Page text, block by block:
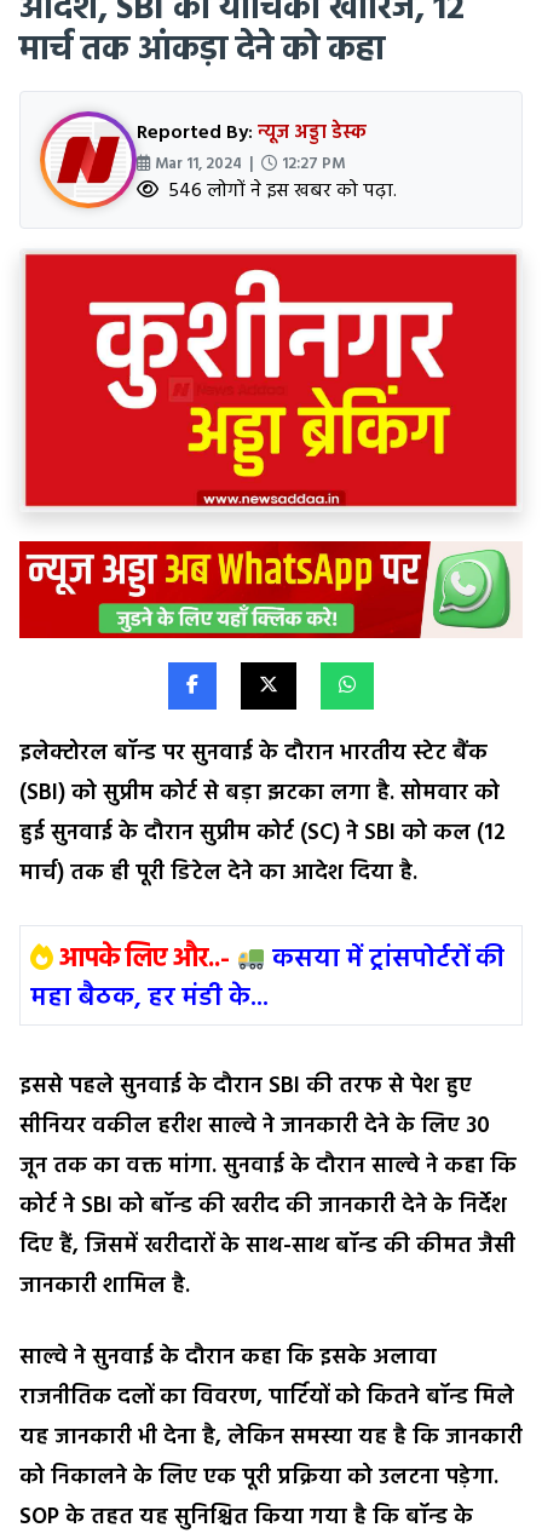
मार्च तक आंकड़ा देने को कहा
Reported By:न्यूज अड्डा डेस्क
Mar 11, 2024 | 12:27 PM
546 लोगों ने इस खबर को पढ़ा.
इलेक्टोरल बॉन्ड पर सुनवाई के दौरान भारतीय स्टेट बैंक
(SBI) को सुप्रीम कोर्ट से बड़ा झटका लगा है. सोमवार को
हुई सुनवाई के दौरान सुप्रीम कोर्ट (SC) ने SBI को कल (12
मार्च) तक ही पूरी डिटेल देने का आदेश दिया है.
आपके लिए और..-
कसया में ट्रांसपोर्टरों की
महा बैठक, हर मंडी के...
इससे पहले सुनवाई के दौरान SBI की तरफ से पेश हुए
सीनियर वकील हरीश साल्वे ने जानकारी देने के लिए 30
जून तक का वक्त मांगा. सुनवाई के दौरान साल्वे ने कहा कि
कोर्ट ने SBI को बॉन्ड की खरीद की जानकारी देने के निर्देश
दिए हैं, जिसमें खरीदारों के साथ-साथ बॉन्ड की कीमत जैसी
जानकारी शामिल है.
साल्वे ने सुनवाई के दौरान कहा कि इसके अलावा
राजनीतिक दलों का विवरण, पार्टियों को कितने बॉन्ड मिले
यह जानकारी भी देना है, लेकिन समस्या यह है कि जानकारी
को निकालने के लिए एक पूरी प्रक्रिया को उलटना पड़ेगा.
SOP के तहत यह सुनिश्चित किया गया है कि बॉन्ड के